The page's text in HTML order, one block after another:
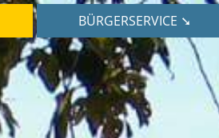
BÜRGERSERVICE ➘